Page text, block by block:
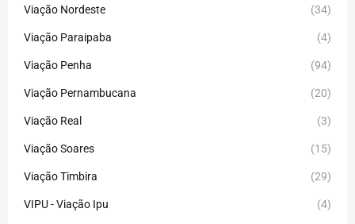
Viação Nordeste (34)
Viação Paraipaba (4)
Viação Penha (94)
Viação Pernambucana (20)
Viação Real (3)
Viação Soares (15)
Viação Timbira (29)
VIPU - Viação Ipu (4)